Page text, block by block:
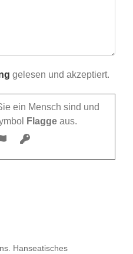
gelesen und akzeptiert.
ein Mensch sind und
Flagge aus.
Hanseatisches